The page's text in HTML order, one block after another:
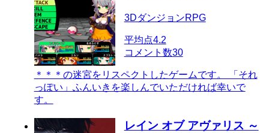
3DダンジョンRPG
平均点4.2
コメント数30
＊＊＊の迷宮をリスペクトしたゲームです。 「それ
っぽい」ふんいきを楽しんでいただければ幸いで
す。
レイン オブ アヴァリス ～